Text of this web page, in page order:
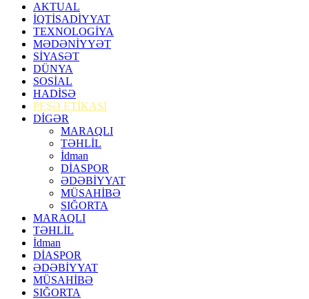
AKTUAL
İQTİSADİYYAT
TEXNOLOGİYA
MƏDƏNİYYƏT
SİYASƏT
DÜNYA
SOSİAL
HADİSƏ
PEŞƏ ETİKASI
DİGƏR
MARAQLI
TƏHLİL
İdman
DİASPOR
ƏDƏBİYYAT
MÜSAHİBƏ
SIĞORTA
MARAQLI
TƏHLİL
İdman
DİASPOR
ƏDƏBİYYAT
MÜSAHİBƏ
SIĞORTA